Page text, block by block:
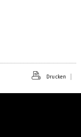
Drucken